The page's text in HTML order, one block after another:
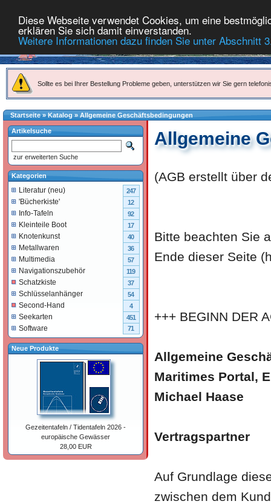
Diese Webseite verwendet Cookies, um eine
erklären Sie sich damit einverstanden.
Weitere Informationen dazu finden Sie unter Abschnitt
Sollte es bei Ihrer Bestellung Probleme geben, unterstützen wir Sie gern
Startseite»Katalog » Allgemeine Geschäftsbedingungen
Allgemeine
(AGB erstellt über
Bitte beachten Sie
Ende dieser Seite
+++ BEGINN DER
Allgemeine
Maritimes Portal,
Michael Haase
Vertragspartner
Auf Grundlage
zwischen dem
Artikelsuche
zur erweiterten Suche
Kategorien
Literatur (neu) 247
'Bücherkiste' 12
Info-Tafeln 92
Kleinteile Boot 17
Knotenkunst 40
Metallwaren 36
Multimedia 57
Navigationszubehör 119
Schatzkiste 37
Schlüsselanhänger 54
Second-Hand 4
Seekarten 451
Software 71
Neue Produkte
Gezeitentafeln / Tidentafeln 2026 -
europäische Gewässer
28,00 EUR